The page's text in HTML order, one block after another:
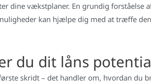
dine vækstplaner. En grundig forståelse
kan hjælpe dig med at træffe
du dit låns
skridt – det handler om, hvordan du